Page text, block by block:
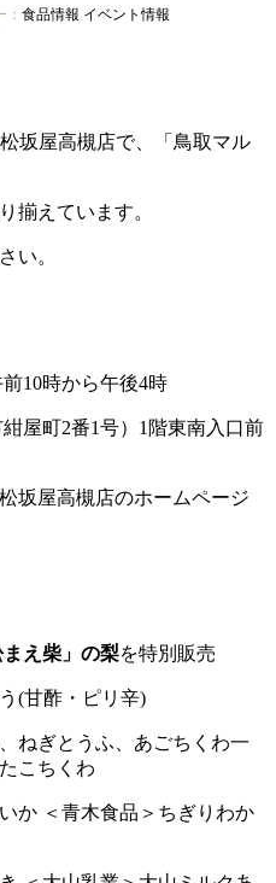
食品情報 イベント情報
坂屋高槻店で、「鳥取マル
揃えています。
い。
10時から午後4時
屋町2番1号）1階東南入口前
松坂屋高槻店のホームページ
まえ柴」の梨を特別販売
(甘酢・ピリ辛)
ぎとうふ、あごちくわ一
こちくわ
＜青木食品＞ちぎりわか